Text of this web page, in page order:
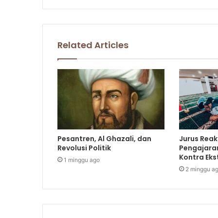
Related Articles
Pesantren, Al Ghazali, dan
Revolusi Politik
1 minggu ago
Jurus
Kontra
2 minggu